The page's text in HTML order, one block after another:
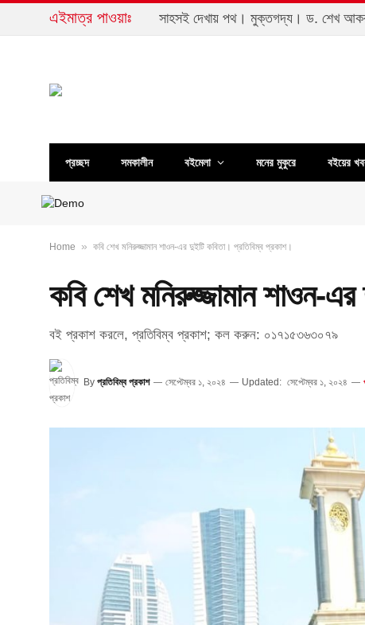
এইমাত্র পাওয়াঃ সাহসই দেখায় পথ। মুক্তগদ্য। ড. শেখ
প্রচ্ছদ সমকালীন বইমেলা মনের মুকুরে বইয়ের
Home » কবি শেখ মনিরুজ্জামান শাওন-এর দুইটি কবিতা। প্রতিবিম্ব প্রকাশ।
কবি শেখ মনিরুজ্জামান শাওন-
বই প্রকাশ করলে, প্রতিবিম্ব প্রকাশ; কল করুন: ০১৭১৫৩৬৩০৭৯
By প্রতিবিম্ব প্রকাশ সেপ্টেম্বর ১, ২০২৪ Updated: সেপ্টেম্বর ১, ২০২৪